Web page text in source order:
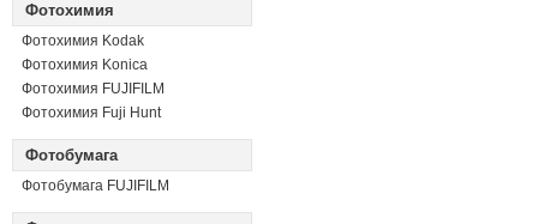
Фотохимия
Фотохимия Kodak
Фотохимия Konica
Фотохимия FUJIFILM
Фотохимия Fuji Hunt
Фотобумага
Фотобумага FUJIFILM